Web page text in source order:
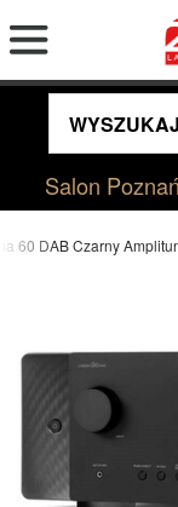
Salon
60 DAB Czarny